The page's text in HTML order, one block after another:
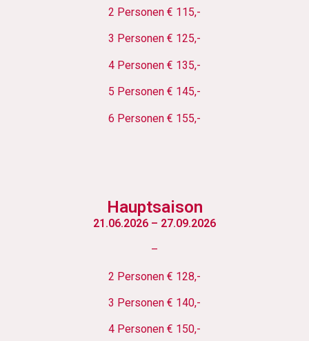
2 Personen € 115,-
3 Personen € 125,-
4 Personen € 135,-
5 Personen € 145,-
6 Personen € 155,-
Hauptsaison
21.06.2026 – 27.09.2026
–
2 Personen € 128,-
3 Personen € 140,-
4 Personen € 150,-